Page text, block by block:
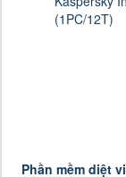
Phần mềm diệt